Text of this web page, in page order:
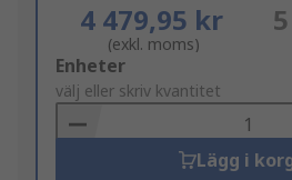
4 479,95 kr
(exkl. moms)
Add
to
Basket
Enheter
välj eller skriv kvantitet
Lägg i